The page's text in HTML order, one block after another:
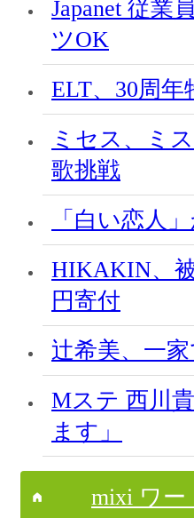
Japanet 従業
ツOK
ELT、30周
ミセス、ミ
歌挑戦
「白い恋人
HIKAKIN、
円寄付
辻希美、一
Mステ 西川
ます」
mixi ワー